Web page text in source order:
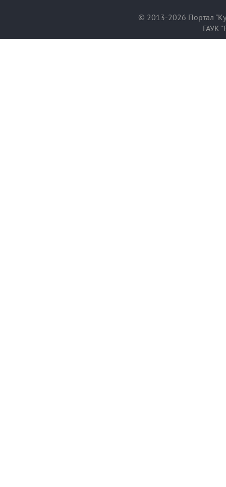
© 2013-2026 Портал
ГАУК